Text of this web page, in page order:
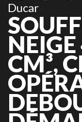
Ducar
CM³,